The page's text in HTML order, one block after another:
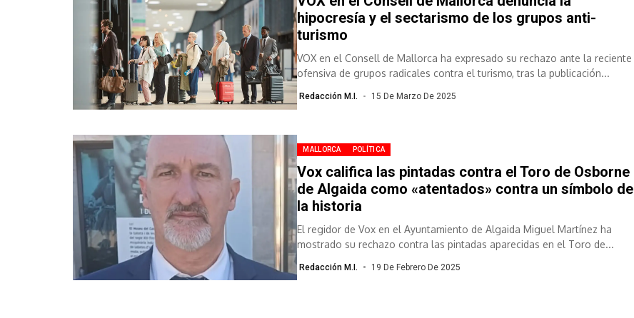
hipocresía y el sectarismo de los grupos anti-
turismo
VOX en el Consell de Mallorca ha expresado su rechazo ante la reciente
ofensiva de grupos radicales contra el turismo, tras la publicación...
Redacción M.I. 15 De Marzo De 2025
MALLORCA POLÍTICA
Vox califica las pintadas contra el Toro de Osborne
de Algaida como «atentados» contra un símbolo de
la historia
El regidor de Vox en el Ayuntamiento de Algaida Miguel Martínez ha
mostrado su rechazo contra las pintadas aparecidas en el Toro de...
Redacción M.I. 19 De Febrero De 2025